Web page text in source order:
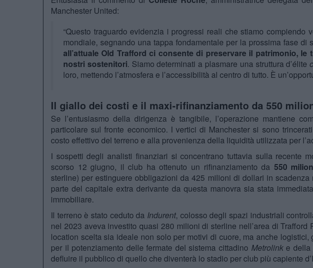
Manchester United:
“Questo traguardo evidenzia i progressi reali che stiamo compiendo
mondiale, segnando una tappa fondamentale per la prossima fase di
all’attuale Old Trafford ci consente di preservare il patrimonio,
nostri sostenitori. Siamo determinati a plasmare una struttura d’élite
loro, mettendo l’atmosfera e l’accessibilità al centro di tutto. È
Il giallo dei costi e il maxi-rifinanziamento da 550
Se l’entusiasmo della dirigenza è tangibile, l’operazione mantiene
particolare sul fronte economico. I vertici di Manchester si sono
costo effettivo del terreno e alla provenienza della liquidità utilizzata per
I sospetti degli analisti finanziari si concentrano tuttavia sulla recente
scorso 12 giugno, il club ha ottenuto un rifinanziamento da 550
sterline) per estinguere obbligazioni da 425 milioni di dollari in
parte del capitale extra derivante da questa manovra sia stata
immobiliare.
Il terreno è stato ceduto da Indurent, colosso degli spazi industriali
nel 2023 aveva investito quasi 280 milioni di sterline nell’area di
location scelta sia ideale non solo per motivi di cuore, ma anche
per il potenziamento delle fermate del sistema cittadino Metrolinke della
defluire il pubblico di quello che diventerà lo stadio per club più capiente